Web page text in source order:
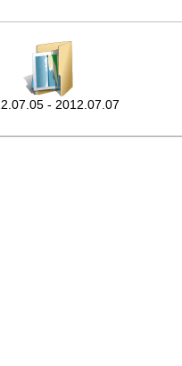
- 2012.07.07